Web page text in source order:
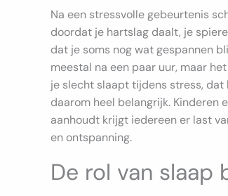
Na een stressvolle gebeurtenis
doordat je hartslag daalt, je
dat je soms nog wat gespannen
meestal na een paar uur, maar
je slecht slaapt tijdens stress,
daarom heel belangrijk. Kinderen
aanhoudt krijgt iedereen er last
en ontspanning.
De rol van slaap